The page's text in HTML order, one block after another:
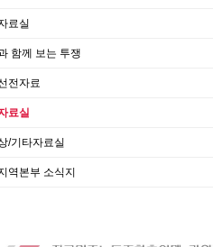
료실
함께 보는 투쟁
전자료
료실
/기타자료실
역본부 소식지